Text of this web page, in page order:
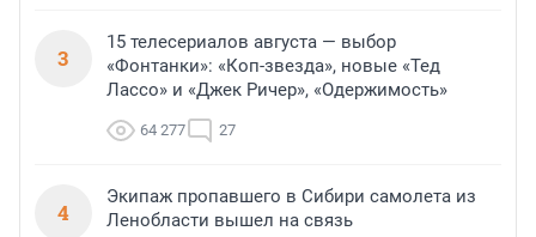
3
15 телесериалов августа — выбор
«Фонтанки»: «Коп-звезда», новые «Тед
Лассо» и «Джек Ричер», «Одержимость»
64 277 27
4
Экипаж пропавшего в Сибири самолета из
Ленобласти вышел на связь